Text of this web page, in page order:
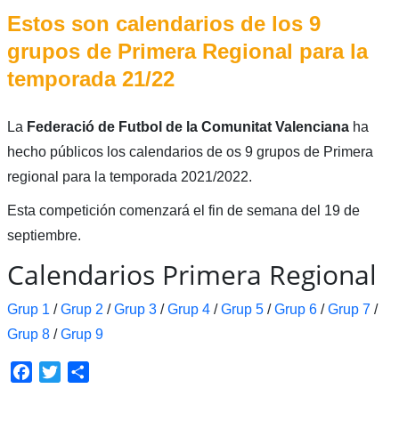
Estos son calendarios de los 9
grupos de Primera Regional para la
temporada 21/22
La Federació de Futbol de la Comunitat Valencianaha
hecho públicos los calendarios de os 9 grupos de Primera
regional para la temporada 2021/2022.
Esta competición comenzará el fin de semana del 19 de
septiembre.
Calendarios Primera Regional
Grup 1 /Grup 2 /Grup 3/Grup 4/Grup 5/Grup 6/Grup 7 /
Grup 8/Grup 9
Facebook
Twitter